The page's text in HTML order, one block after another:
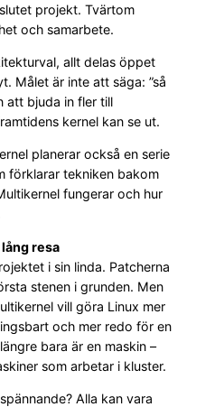
projekt. Tvärtom
och samarbete.
allt delas öppet
Målet är inte att säga: ”så
att bjuda in fler till
kernel kan se ut.
planerar också en serie
förklarar tekniken bakom
fungerar och hur
resa
i sin linda. Patcherna
stenen i grunden. Men
vill göra Linux mer
och mer redo för en
bara är en maskin –
som arbetar i kluster.
Alla kan vara